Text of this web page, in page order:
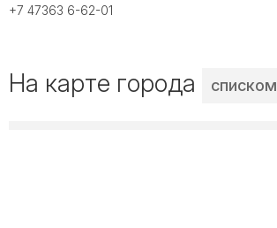
+7 47363 6-62-01
На карте города списком